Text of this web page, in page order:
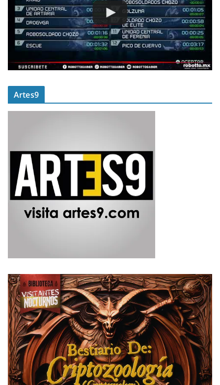
Artes9